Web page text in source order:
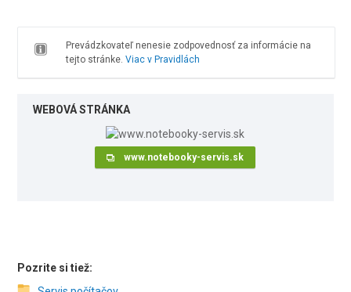
Prevádzkovateľ nenesie zodpovednosť za informácie na
tejto stránke. Viac v Pravidlách
WEBOVÁ STRÁNKA
www.notebooky-servis.sk
Pozrite si tiež: